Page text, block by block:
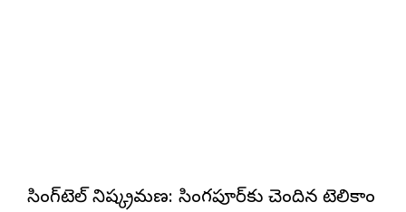
సింగ్‌టెల్ నిష్క్రమణ: సింగపూర్‌కు చెందిన టెలికాం